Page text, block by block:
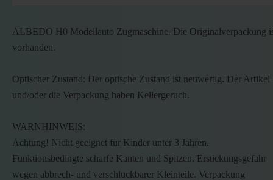
ALBEDO H0 Modellauto Zugmaschine. Die Originalverpackung
vorhanden.
Optischer Zustand: Der optische Zustand ist neuwertig. Der Artikel
und/oder die Verpackung haben Kellergeruch.
WARNHINWEIS:
Achtung! Nicht geeignet für Kinder unter 3 Jahren.
Funktionsbedingte scharfe Kanten und Spitzen. Erstickungsgefahr
wegen abbrech- und verschluckbarer Kleinteile. Verpackung